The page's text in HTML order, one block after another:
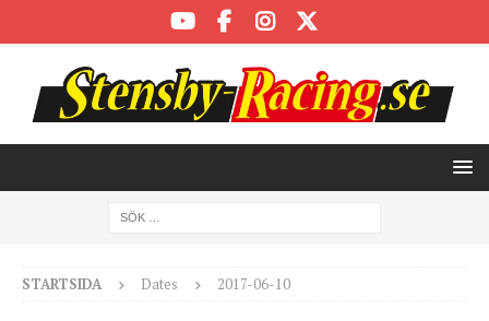
STARTSIDA Dates 2017-06-10